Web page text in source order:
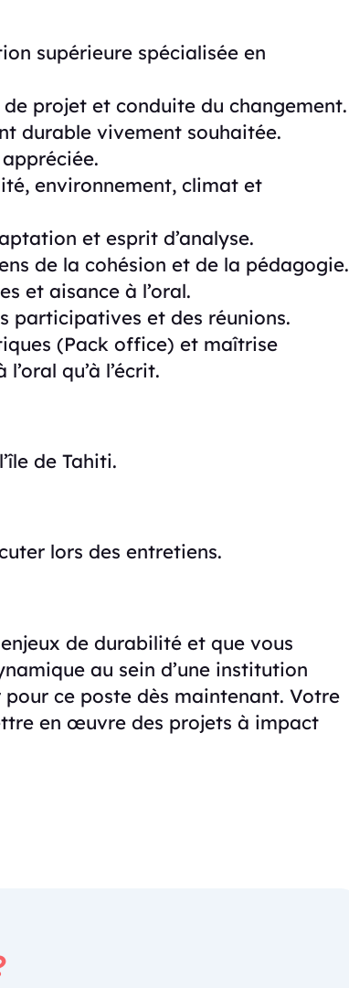
supérieure spécialisée en
projet et conduite du changement.
durable vivement souhaitée.
environnement, climat et
et esprit d’analyse.
de la cohésion et de la pédagogie.
et aisance à l’oral.
participatives et des réunions.
(Pack office) et maîtrise
qu’à l’écrit.
de Tahiti.
lors des entretiens.
de durabilité et que vous
au sein d’une institution
pour ce poste dès maintenant. Votre
en œuvre des projets à impact